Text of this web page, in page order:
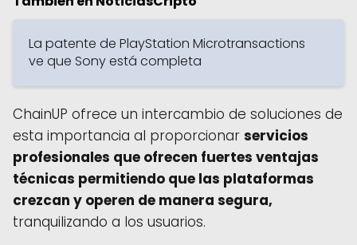
La patente de PlayStation Microtransactions
ve que Sony está completa
ChainUP ofrece un intercambio de soluciones de
esta importancia al proporcionar servicios
profesionales que ofrecen fuertes ventajas
técnicas permitiendo que las plataformas
crezcan y operen de manera segura,
tranquilizando a los usuarios.